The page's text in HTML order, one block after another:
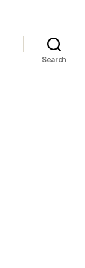
Search